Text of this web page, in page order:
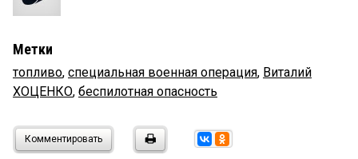
Метки
топливо, специальная военная операция, Виталий
ХОЦЕНКО, беспилотная опасность
Комментировать